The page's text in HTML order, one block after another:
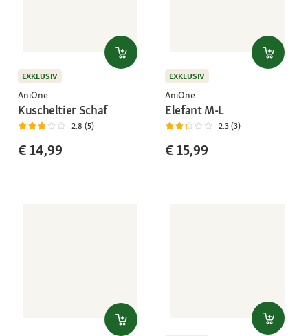
EXKLUSIV
AniOne
Kuscheltier Schaf
2.8 (5)
€ 14,99
EXKLUSIV
AniOne
Elefant M-L
2.3 (3)
€ 15,99